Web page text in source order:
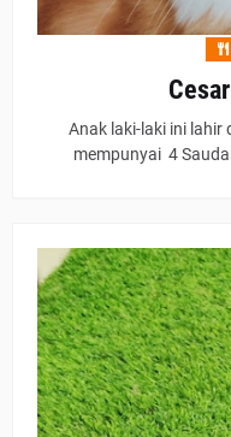
Anak laki-laki ini
mempunyai 4